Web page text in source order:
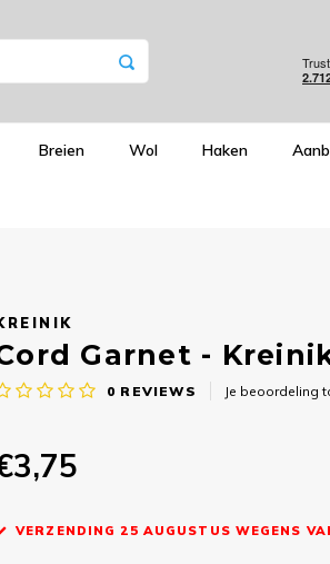
Breien Wol Haken
Garnet -
0 REVIEWS Je beoordeling
VERZENDING 25 AUGUSTUS WEGENS